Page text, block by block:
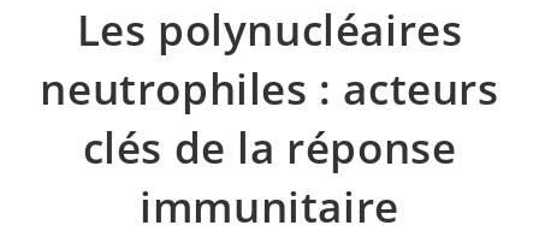
Les polynucléaires
neutrophiles : acteurs
clés de la réponse
immunitaire